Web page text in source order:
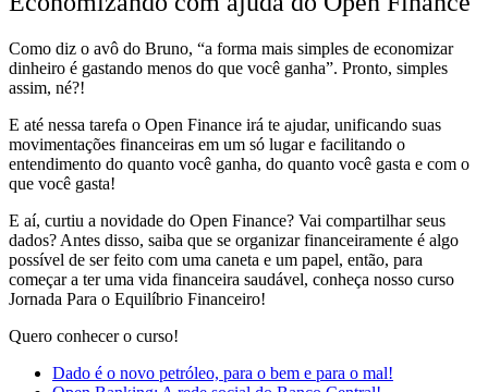
Como diz o avô do Bruno, “a forma mais simples de economizar
dinheiro é gastando menos do que você ganha”. Pronto, simples
assim, né?!
E até nessa tarefa o Open Finance irá te ajudar, unificando suas
movimentações financeiras em um só lugare facilitando o
entendimento do quanto você ganha, do quanto você gasta e com o
que você gasta!
E aí, curtiu a novidade do Open Finance? Vai compartilhar seus
dados? Antes disso, saiba que se organizar financeiramente é algo
possível de ser feito com uma caneta e um papel, então, para
começar a ter uma vida financeira saudável, conheça nosso curso
Jornada Para o Equilíbrio Financeiro!
Quero conhecer o curso!
Dado é o novo petróleo, para o bem e para o mal!